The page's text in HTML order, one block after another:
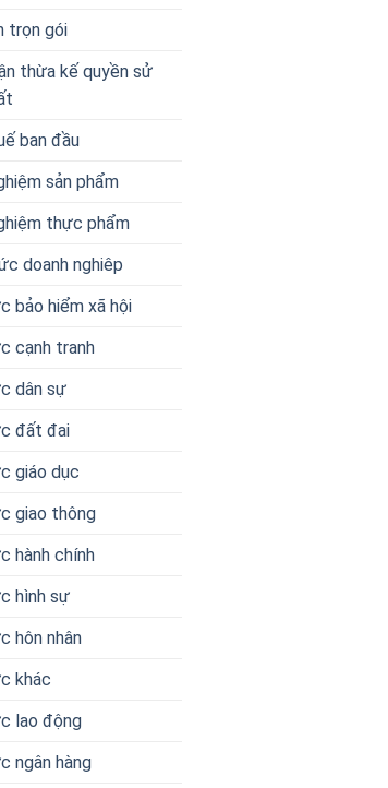
trọn gói
thừa kế quyền sử
ban đầu
sản phẩm
thực phẩm
doanh nghiêp
bảo hiểm xã hội
cạnh tranh
dân sự
đất đai
giáo dục
giao thông
hành chính
hình sự
hôn nhân
khác
lao động
ngân hàng